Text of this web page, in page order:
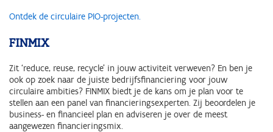
Ontdek de circulaire PIO-projecten.
FINMIX
Zit ‘reduce, reuse, recycle’ in jouw activiteit verweven? En ben je
ook op zoek naar de juiste bedrijfsfinanciering voor jouw
circulaire ambities? FINMIX biedt je de kans om je plan voor te
stellen aan een panel van financieringsexperten. Zij beoordelen je
business- en financieel plan en adviseren je over de meest
aangewezen financieringsmix.